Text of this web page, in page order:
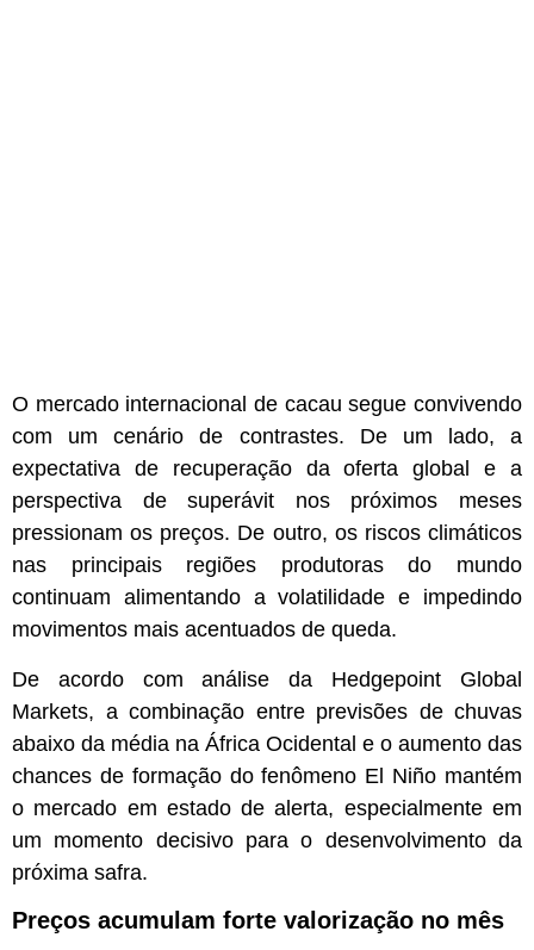
O mercado internacional de cacau segue convivendo
com um cenário de contrastes. De um lado, a
expectativa de recuperação da oferta global e a
perspectiva de superávit nos próximos meses
pressionam os preços. De outro, os riscos climáticos
nas principais regiões produtoras do mundo
continuam alimentando a volatilidade e impedindo
movimentos mais acentuados de queda.
De acordo com análise da Hedgepoint Global
Markets, a combinação entre previsões de chuvas
abaixo da média na África Ocidental e o aumento das
chances de formação do fenômeno El Niño mantém
o mercado em estado de alerta, especialmente em
um momento decisivo para o desenvolvimento da
próxima safra.
Preços acumulam forte valorização no mês